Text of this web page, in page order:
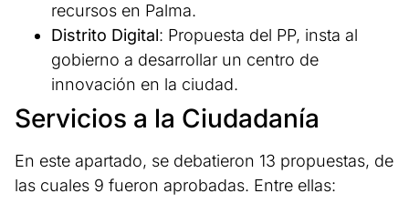
recursos en Palma.
Distrito Digital: Propuesta del PP, insta al
gobierno a desarrollar un centro de
innovación en la ciudad.
Servicios a la Ciudadanía
En este apartado, se debatieron 13 propuestas, de
las cuales 9 fueron aprobadas. Entre ellas: